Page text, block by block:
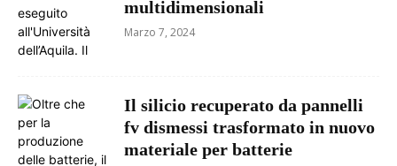
multidimensionali
Marzo 7, 2024
Il silicio recuperato da pannelli
fv dismessi trasformato in nuovo
materiale per batterie